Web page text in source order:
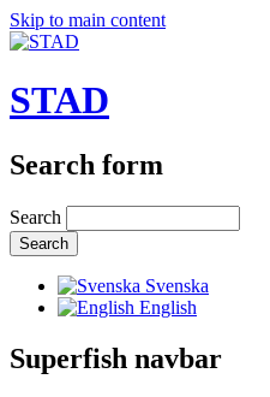
Skip to main content
STAD
Search form
Search
Svenska
English
Superfish navbar